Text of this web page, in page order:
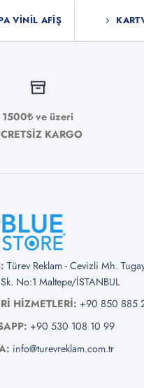
VINIL AFIŞ
1500₺ ve üzeri
KARGO
Türev Reklam - Cevizli Mh.
No:1 Maltepe/İSTANBUL
HİZMETLERİ: +90 850 885
+90 530 108 10 99
info@turevreklam.com.tr